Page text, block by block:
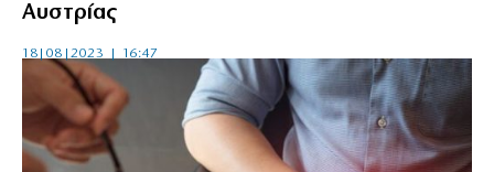
Αυστρίας
18|08|2023 | 16:47